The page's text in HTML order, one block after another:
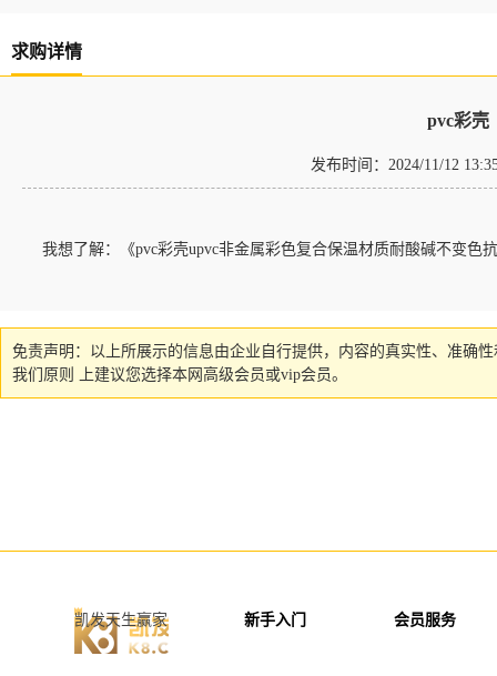
求购详情
pvc彩壳
发布时间：2024/11/12
我想了解：《pvc彩壳upvc非金属彩色复合保温材质耐酸碱不变色
免责声明：以上所展示的信息由企业自行提供，内容的真实性、准确
我们原则 上建议您选择本网高级会员或vip会员。
凯发天生赢家 新手入门 会员服务